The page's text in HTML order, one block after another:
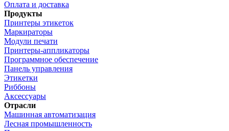
Оплата и доставка
Продукты
Принтеры этикеток
Маркираторы
Модули печати
Принтеры-аппликаторы
Программное обеспечение
Панель управления
Этикетки
Риббоны
Аксессуары
Отрасли
Машинная автоматизация
Лесная промышленность